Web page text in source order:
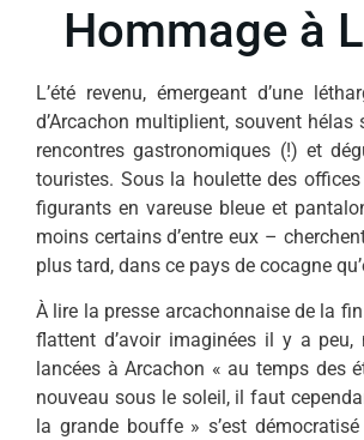
Hommage à
L’été revenu, émergeant d’une
d’Arcachon multiplient, souvent
rencontres gastronomiques (!) et
touristes. Sous la houlette des
figurants en vareuse bleue et
moins certains d’entre eux –
plus tard, dans ce pays de cocagne
À lire la presse arcachonnaise de la
flattent d’avoir imaginées il y a
lancées à Arcachon « au temps des
nouveau sous le soleil, il faut
la grande bouffe » s’est